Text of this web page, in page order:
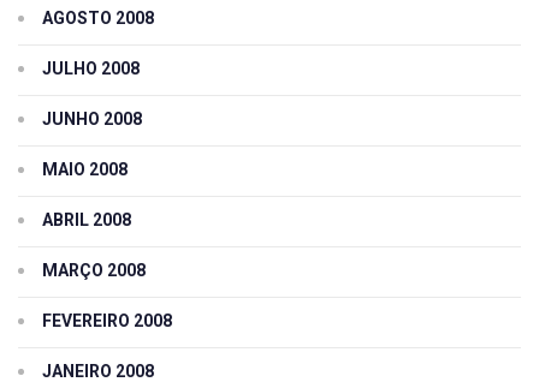
AGOSTO 2008
JULHO 2008
JUNHO 2008
MAIO 2008
ABRIL 2008
MARÇO 2008
FEVEREIRO 2008
JANEIRO 2008